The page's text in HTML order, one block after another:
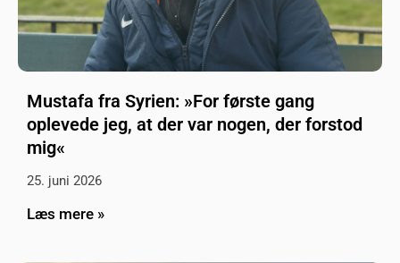
Mustafa fra Syrien: »For første gang
oplevede jeg, at der var nogen, der forstod
mig«
25. juni 2026
Læs mere »